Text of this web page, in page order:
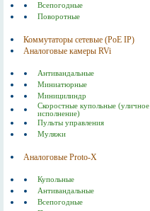
Всепогодные
Поворотные
Коммутаторы сетевые (РоЕ IP)
Аналоговые камеры RVi
Антивандальные
Миниатюрные
Миницилиндр
Скоростные купольные (уличное
исполнение)
Пульты управления
Муляжи
Аналоговые Proto-X
Купольные
Антивандальные
Всепогодные